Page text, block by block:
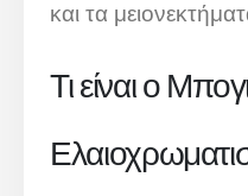
και τα
Τι είναι ο